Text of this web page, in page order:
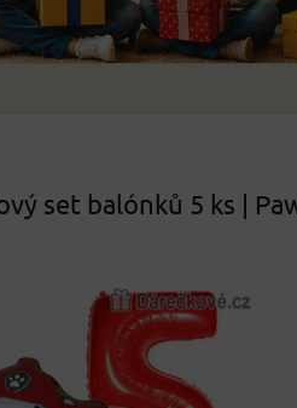
set balónků 5 ks |